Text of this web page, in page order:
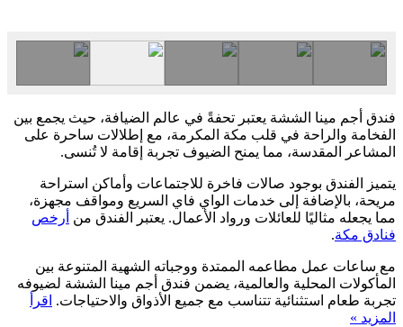
فندق أجم مينا الششة يعتبر تحفةً في عالم الضيافة، حيث يجمع بين
الفخامة والراحة في قلب مكة المكرمة، مع إطلالات ساحرة على
المشاعر المقدسة، مما يمنح الضيوف تجربة إقامة لا تُنسى.
يتميز الفندق بوجود صالات فاخرة للاجتماعات وأماكن استراحة
مريحة، بالإضافة إلى خدمات الواي فاي السريع ومواقف مجهزة،
مما يجعله مثاليًا للعائلات ورواد الأعمال. يعتبر الفندق من أرخص
فنادق مكة.
مع ساعات عمل مطاعمه الممتدة ووجباته الشهية المتنوعة بين
المأكولات المحلية والعالمية، يضمن فندق أجم مينا الششة لضيوفه
تجربة طعام استثنائية تتناسب مع جميع الأذواق والاحتياجات. اقرأ
المزيد »